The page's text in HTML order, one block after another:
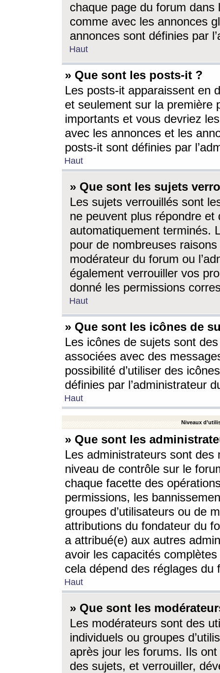
chaque page du forum dans
comme avec les annonces
annonces sont définies par
Haut
» Que sont les posts-it ?
Les posts-it apparaissent en
et seulement sur la première
importants et vous devriez
avec les annonces et les
posts-it sont définies par
Haut
» Que sont les sujets
Les sujets verrouillés sont
ne peuvent plus répondre
automatiquement terminés.
pour de nombreuses
modérateur du forum ou
également verrouiller vos
donné les permissions
Haut
» Que sont les icônes de
Les icônes de sujets sont
associées avec des
possibilité d’utiliser des
définies par l’administrateur
Haut
Niveaux
» Que sont les
Les administrateurs sont
niveau de contrôle sur le
chaque facette des
permissions, les
groupes d’utilisateurs ou de
attributions du fondateur du
a attribué(e) aux autres
avoir les capacités
cela dépend des réglages du
Haut
» Que sont les
Les modérateurs sont des
individuels ou groupes
après jour les forums. Ils ont
des sujets, et verrouiller,